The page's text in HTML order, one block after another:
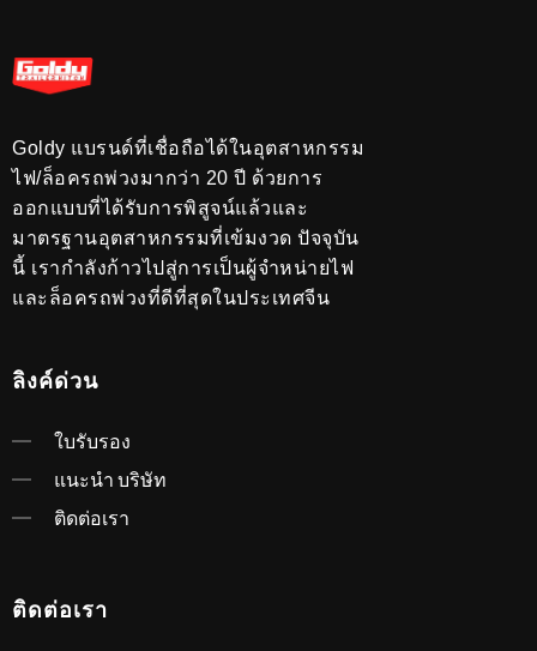
Goldy แบรนด์ที่เชื่อถือได้ในอุตสาหกรรม
ไฟ/ล็อครถพ่วงมากว่า 20 ปี ด้วยการ
ออกแบบที่ได้รับการพิสูจน์แล้วและ
มาตรฐานอุตสาหกรรมที่เข้มงวด ปัจจุบัน
นี้ เรากำลังก้าวไปสู่การเป็นผู้จำหน่ายไฟ
และล็อครถพ่วงที่ดีที่สุดในประเทศจีน
ลิงค์ด่วน
ใบรับรอง
แนะนำ บริษัท
ติดต่อเรา
ติดต่อเรา